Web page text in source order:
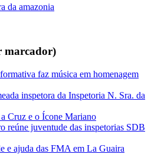
da amazonia
marcador)
faz música em homenagem
inspetora da Inspetoria N. Sra. da
Cruz e o Ícone Mariano
reúne juventude das inspetorias SDB
e ajuda das FMA em La Guaira